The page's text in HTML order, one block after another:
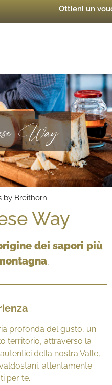
Ottieni un
Way
by Breithorn
Way
dei sapori più
.
profonda del gusto, un
territorio, attraverso la
della nostra Valle,
attentamente
per te.